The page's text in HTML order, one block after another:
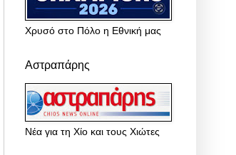
Χρυσό στο Πόλο η Εθνική μας
Αστραπάρης
Νέα για τη Χίο και τους Χιώτες